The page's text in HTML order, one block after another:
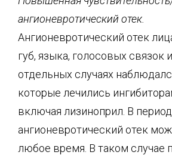
ангионевротический отек.
Ангионевротический отек
губ, языка, голосовых связок
отдельных случаях
которые лечились
включая лизиноприл. В
ангионевротический отек
любое время. В таком случае